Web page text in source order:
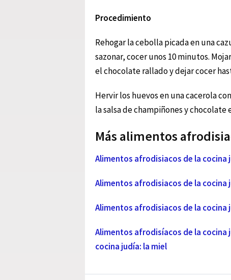
Procedimiento
Rehogar la cebolla picada en una
sazonar, cocer unos 10 minutos.
el chocolate rallado y dejar cocer
Hervir los huevos en una cacerola
la salsa de champiñones y
Más alimentos
Alimentos afrodisiacos de la cocina
Alimentos afrodisiacos de la cocina
Alimentos afrodisiacos de la cocina
Alimentos afrodisíacos de la cocina
cocina judía: la miel